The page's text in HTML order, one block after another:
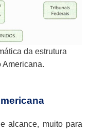
da estrutura
alcance, muito para